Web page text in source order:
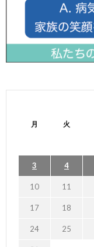
月 火
3 4
10 11
17 18
24 25